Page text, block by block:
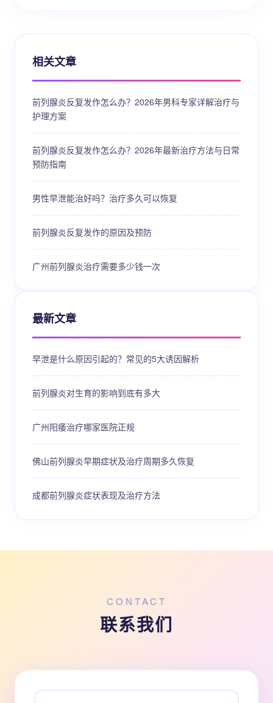
相关文章
前列腺炎反复发作怎么办？2026年男科专家详解治疗与
护理方案
前列腺炎反复发作怎么办？2026年最新治疗方法与日常
预防指南
男性早泄能治好吗？治疗多久可以恢复
前列腺炎反复发作的原因及预防
广州前列腺炎治疗需要多少钱一次
最新文章
早泄是什么原因引起的？常见的5大诱因解析
前列腺炎对生育的影响到底有多大
广州阳痿治疗哪家医院正规
佛山前列腺炎早期症状及治疗周期多久恢复
成都前列腺炎症状表现及治疗方法
CONTACT
联系我们